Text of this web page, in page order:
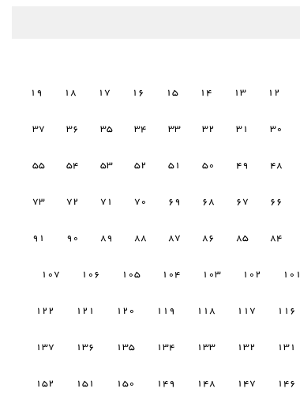
12
13
14
15
16
17
18
19
30
31
32
33
34
35
36
37
48
49
50
51
52
53
54
55
66
67
68
69
70
71
72
73
84
85
86
87
88
89
90
91
101
102
103
104
105
106
107
116
117
118
119
120
121
122
131
132
133
134
135
136
137
146
147
148
149
150
151
152